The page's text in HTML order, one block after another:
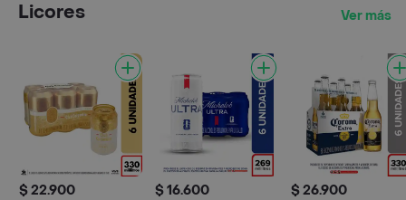
Licores Ver más
$ 22.900 $ 16.600 $ 26.900